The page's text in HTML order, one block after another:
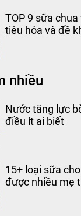
TOP 9 sữa
tiêu hóa và đề
nhiều
Nước tăng lực
điều ít ai biết
15+ loại sữa
được nhiều mẹ